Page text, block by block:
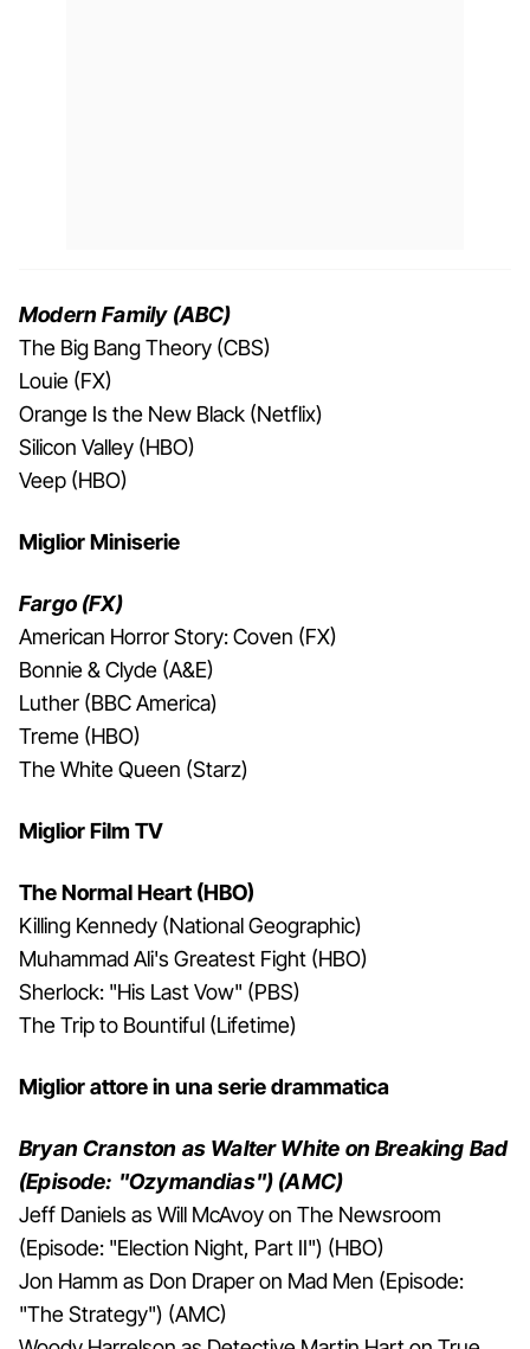
Modern Family (ABC)
The Big Bang Theory (CBS)
Louie (FX)
Orange Is the New Black (Netflix)
Silicon Valley (HBO)
Veep (HBO)
Miglior Miniserie
Fargo (FX)
American Horror Story: Coven (FX)
Bonnie & Clyde (A&E)
Luther (BBC America)
Treme (HBO)
The White Queen (Starz)
Miglior Film TV
The Normal Heart (HBO)
Killing Kennedy (National Geographic)
Muhammad Ali's Greatest Fight (HBO)
Sherlock: "His Last Vow" (PBS)
The Trip to Bountiful (Lifetime)
Miglior attore in una serie drammatica
Bryan Cranston as Walter White on Breaking Bad
(Episode: "Ozymandias") (AMC)
Jeff Daniels as Will McAvoy on The Newsroom
(Episode: "Election Night, Part II") (HBO)
Jon Hamm as Don Draper on Mad Men (Episode:
"The Strategy") (AMC)